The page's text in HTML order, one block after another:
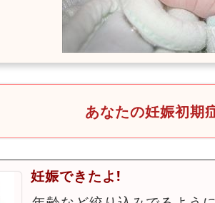
あなたの妊娠初期
妊娠できたよ!